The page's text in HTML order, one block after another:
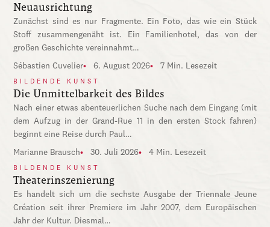
Neuausrichtung
Zunächst sind es nur Fragmente. Ein Foto, das wie ein Stück
Stoff zusammengenäht ist. Ein Familienhotel, das von der
großen Geschichte vereinnahmt…
Sébastien Cuvelier 6. August 2026 7 Min. Lesezeit
BILDENDE KUNST
Die Unmittelbarkeit des Bildes
Nach einer etwas abenteuerlichen Suche nach dem Eingang (mit
dem Aufzug in der Grand-Rue 11 in den ersten Stock fahren)
beginnt eine Reise durch Paul…
Marianne Brausch 30. Juli 2026 4 Min. Lesezeit
BILDENDE KUNST
Theaterinszenierung
Es handelt sich um die sechste Ausgabe der Triennale Jeune
Création seit ihrer Premiere im Jahr 2007, dem Europäischen
Jahr der Kultur. Diesmal…